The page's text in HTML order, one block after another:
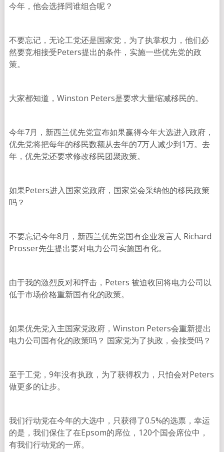
今年，他会选择同谁组合呢？
不要忘记，无论工党还是国家党，为了执掌权力，他们必
然要竞相接受Peters提出的条件，实施一些优先党的政
策。
大家都知道，Winston Peters是要求大量缩减移民的。
今年7月，新西兰优先党宣布如果赢得今年大选进入政府，
优先党将把每年的移民数额从去年的7万人减少到1万。去
年，优先党还要求修改移民团聚政策。
如果Peters进入国家党政府，国家党会采纳他的移民政策
吗？
不要忘记今年8月，新西兰优先党国有企业发言人 Richard
Prosser先生提出要对电力公司实施国有化。
由于我的激烈反对和抨击，Peters 被迫收回将电力公司以
低于市场价格重新国有化的政策。
如果优先党入主国家党政府，Winston Peters会重新提出
电力公司国有化的政策吗？ 国家党为了执政，会接受吗？
至于工党，9年没有执政，为了获得权力，只怕会对Peters
做更多的让步。
我们行动党在今年的大选中，只获得了0.5%的选票，幸运
的是，我们保住了在Epsom的席位，120个国会席位中，
有我们行动党的一席。